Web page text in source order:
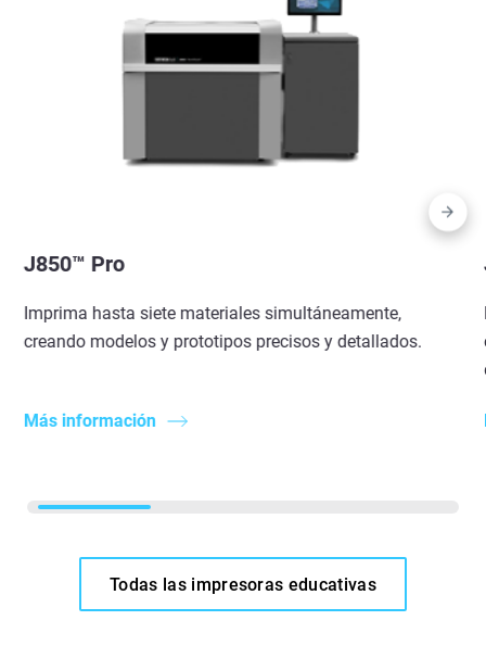
J850™ Pro
Imprima hasta siete materiales simultáneamente,
creando modelos y prototipos precisos y detallados.
Más información
Todas las impresoras educativas